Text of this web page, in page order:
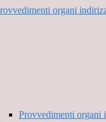
organi
Provvedimenti organi